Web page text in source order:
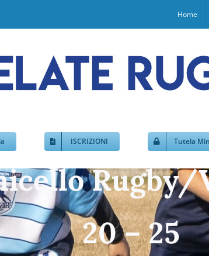
Home
ISCRIZIONI Tutela
Rugby/
20 – 25